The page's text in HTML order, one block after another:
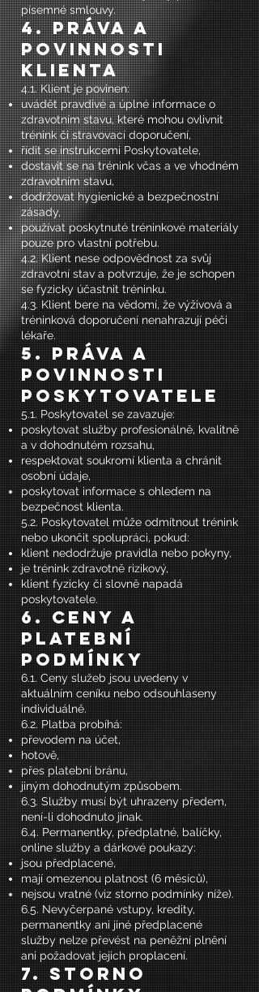
písemné smlouvy.
4. Práva a
povinnosti
klienta
4.1. Klient je povinen:
uvádět pravdivé a úplné informace o
zdravotním stavu, které mohou ovlivnit
trénink či stravovací doporučení,
řídit se instrukcemi Poskytovatele,
dostavit se na trénink včas a ve vhodném
zdravotním stavu,
dodržovat hygienické a bezpečnostní
zásady,
používat poskytnuté tréninkové materiály
pouze pro vlastní potřebu.
4.2. Klient nese odpovědnost za svůj
zdravotní stav a potvrzuje, že je schopen
se fyzicky účastnit tréninku.
4.3. Klient bere na vědomí, že výživová a
tréninková doporučení nenahrazují péči
lékaře.
5. Práva a
povinnosti
poskytovatele
5.1. Poskytovatel se zavazuje:
poskytovat služby profesionálně, kvalitně
a v dohodnutém rozsahu,
respektovat soukromí klienta a chránit
osobní údaje,
poskytovat informace s ohledem na
bezpečnost klienta.
5.2. Poskytovatel může odmítnout trénink
nebo ukončit spolupráci, pokud:
klient nedodržuje pravidla nebo pokyny,
je trénink zdravotně rizikový,
klient fyzicky či slovně napadá
poskytovatele.
6. Ceny a
platební
podmínky
6.1. Ceny služeb jsou uvedeny v
aktuálním ceníku nebo odsouhlaseny
individuálně.
6.2. Platba probíhá:
převodem na účet,
hotově,
přes platební bránu,
jiným dohodnutým způsobem.
6.3. Služby musí být uhrazeny předem,
není-li dohodnuto jinak.
6.4. Permanentky, předplatné, balíčky,
online služby a dárkové poukazy:
jsou předplacené,
mají omezenou platnost (6 měsíců),
nejsou vratné (viz storno podmínky níže).
6.5. Nevyčerpané vstupy, kredity,
permanentky ani jiné předplacené
služby nelze převést na peněžní plnění
ani požadovat jejich proplacení.
7. Storno